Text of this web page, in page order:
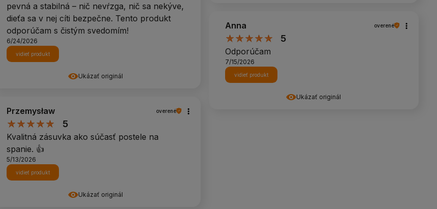
Ukázať originál
pevná a stabilná – nič nevŕzga, nič sa nekýve,
dieťa sa v nej cíti bezpečne. Tento produkt
odporúčam s čistým svedomím!
6/24/2026
vidieť produkt
Ukázať originál
Anna overené
5
Odporúčam
7/15/2026
vidieť produkt
Ukázať originál
Przemysław overené
5
Kvalitná zásuvka ako súčasť postele na
spanie. 👍️
5/13/2026
vidieť produkt